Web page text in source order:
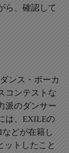
ら、確認して
ンス・ボーカ
コンテストな
派のダンサー
は、EXILEの
どが在籍し
ットしたこと